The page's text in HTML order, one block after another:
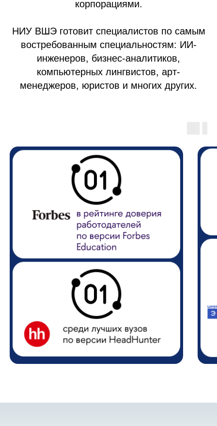
корпорациями.
НИУ ВШЭ готовит специалистов по самым
востребованным специальностям: ИИ-
инженеров, бизнес-аналитиков,
компьютерных лингвистов, арт-
менеджеров, юристов и многих других.